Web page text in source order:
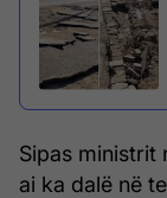
Sipas ministrit
ai ka dalë në